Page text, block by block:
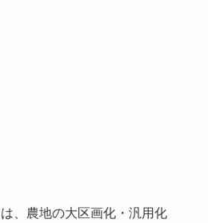
、農地の大区画化・汎用化